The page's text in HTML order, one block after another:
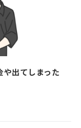
出てしまった